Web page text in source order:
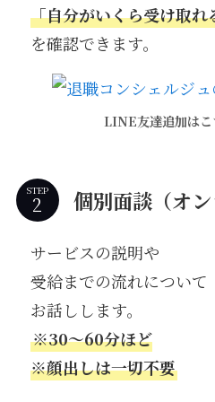
「自分がいくら受け取れ
を確認できます。
LINE友達追加は
STEP 個別面談（オン
サービスの説明や
受給までの流れについて
お話しします。
※30〜60分ほど
※顔出しは一切不要